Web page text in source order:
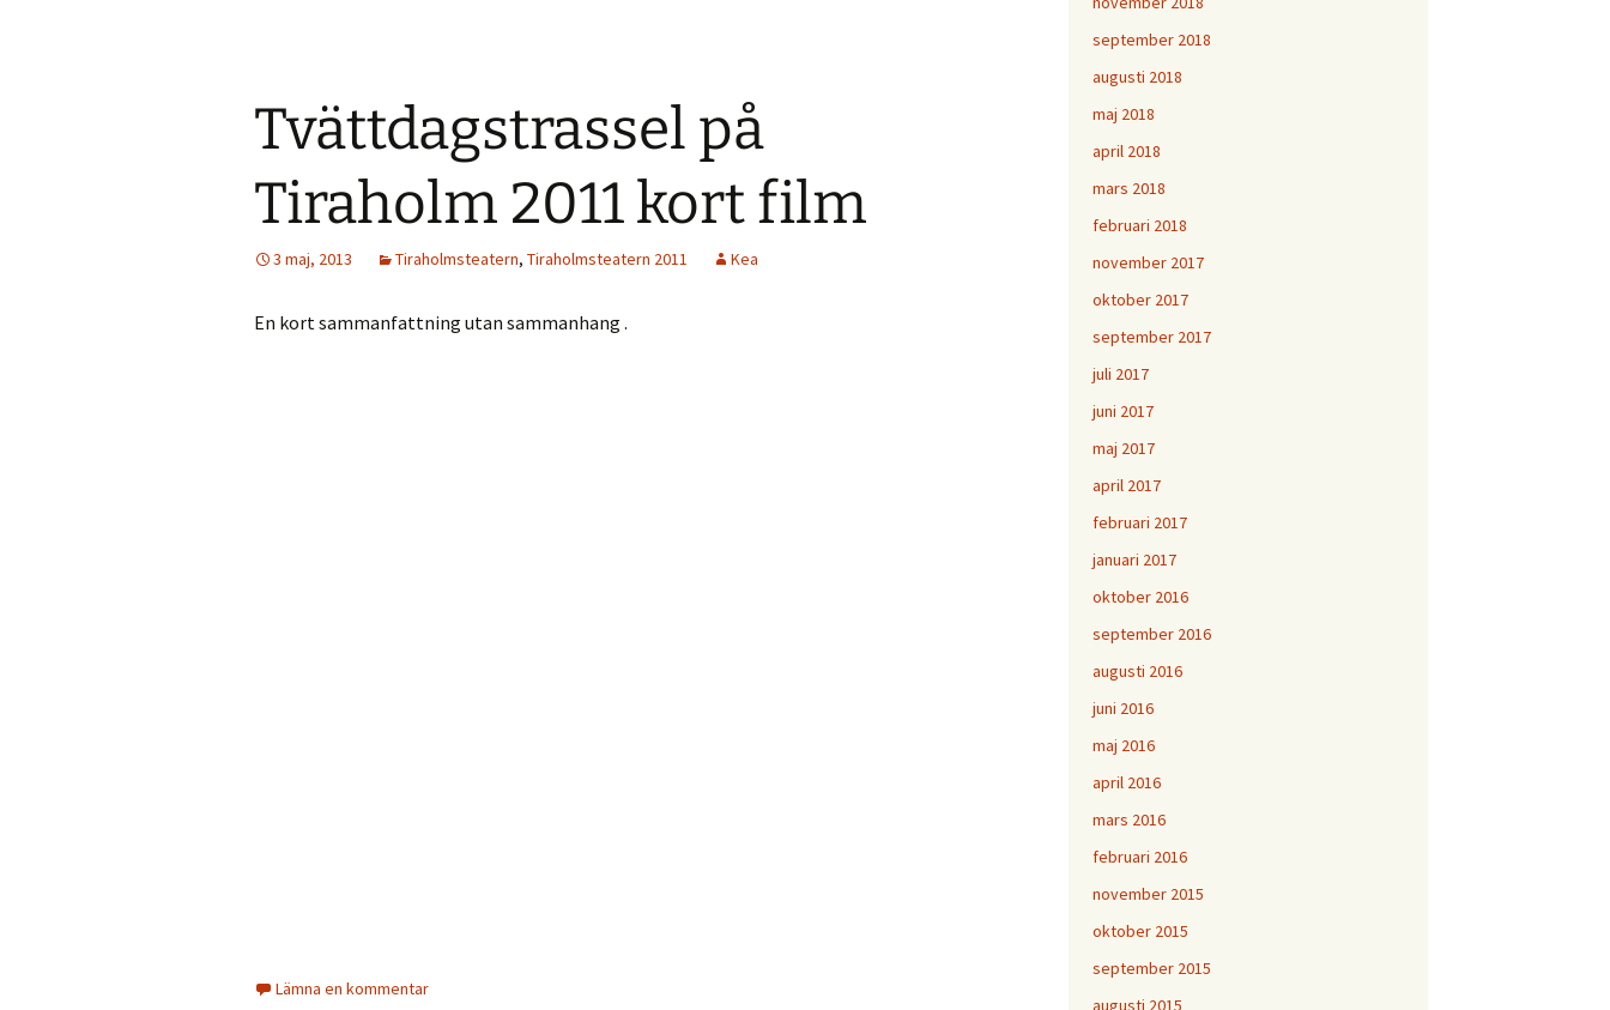
Tvättdagstrassel på
Tiraholm 2011 kort film
3 maj, 2013 Tiraholmsteatern, Tiraholmsteatern 2011 Kea
En kort sammanfattning utan sammanhang .
Lämna en kommentar
september 2018
augusti 2018
maj 2018
april 2018
mars 2018
februari 2018
november 2017
oktober 2017
september 2017
juli 2017
juni 2017
maj 2017
april 2017
februari 2017
januari 2017
oktober 2016
september 2016
augusti 2016
juni 2016
maj 2016
april 2016
mars 2016
februari 2016
november 2015
oktober 2015
september 2015
augusti 2015